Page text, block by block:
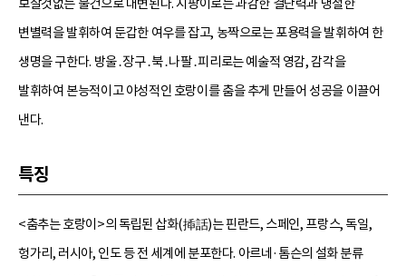
보잘것없는 물건으로 대변된다. 지팡이로는 과감한 결단력과 냉철한
변별력을 발휘하여 둔갑한 여우를 잡고, 농짝으로는 포용력을 발휘하여 한
생명을 구한다. 방울․장구․북․나팔․피리로는 예술적 영감, 감각을
발휘하여 본능적이고 야성적인 호랑이를 춤을 추게 만들어 성공을 이끌어
낸다.
특징
<춤추는 호랑이>의 독립된 삽화(揷話)는 핀란드, 스페인, 프랑스, 독일,
헝가리, 러시아, 인도 등 전 세계에 분포한다. 아르네·톰슨의 설화 분류